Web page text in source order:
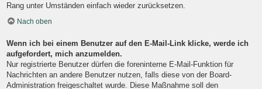
Rang unter Umständen einfach wieder zurücksetzen.
Nach oben
Wenn ich bei einem Benutzer auf den E-Mail-Link klicke, werde ich
aufgefordert, mich anzumelden.
Nur registrierte Benutzer dürfen die foreninterne E-Mail-Funktion für
Nachrichten an andere Benutzer nutzen, falls diese von der Board-
Administration freigeschaltet wurde. Diese Maßnahme soll den